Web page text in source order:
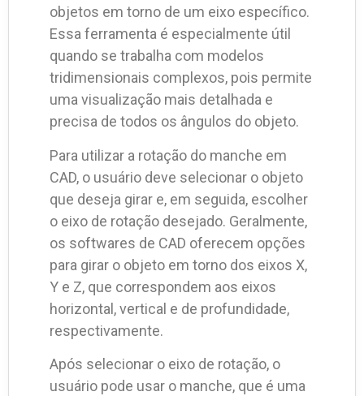
objetos em torno de um eixo específico.
Essa ferramenta é especialmente útil
quando se trabalha com modelos
tridimensionais complexos, pois permite
uma visualização mais detalhada e
precisa de todos os ângulos do objeto.
Para utilizar a rotação do manche em
CAD, o usuário deve selecionar o objeto
que deseja girar e, em seguida, escolher
o eixo de rotação desejado. Geralmente,
os softwares de CAD oferecem opções
para girar o objeto em torno dos eixos X,
Y e Z, que correspondem aos eixos
horizontal, vertical e de profundidade,
respectivamente.
Após selecionar o eixo de rotação, o
usuário pode usar o manche, que é uma